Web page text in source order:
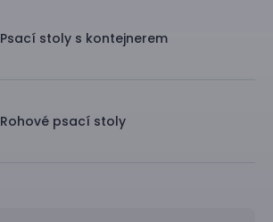
Psací stoly s kontejnerem
Rohové psací stoly